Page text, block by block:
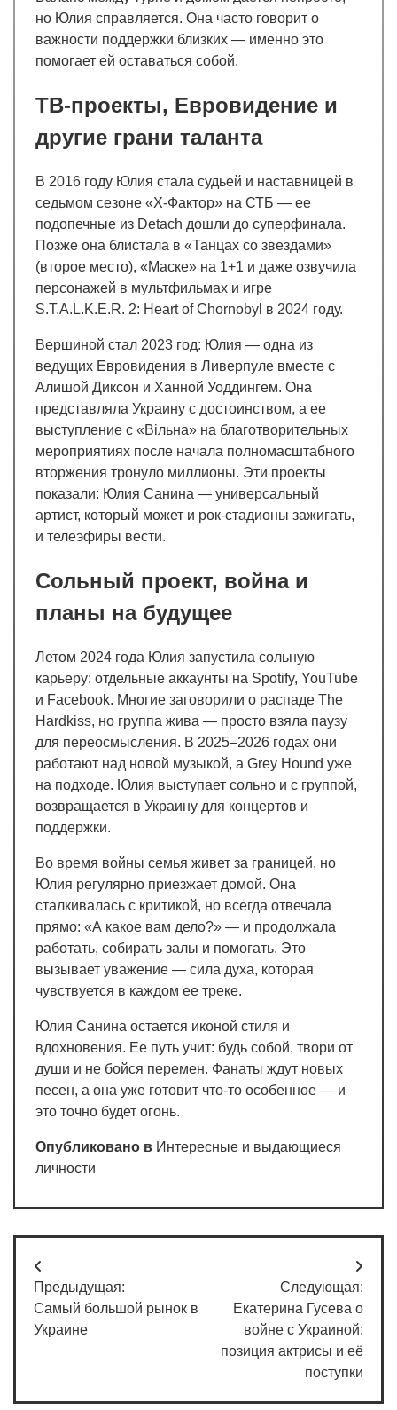
но Юлия справляется. Она часто говорит о
важности поддержки близких — именно это
помогает ей оставаться собой.
ТВ-проекты, Евровидение и
другие грани таланта
В 2016 году Юлия стала судьей и наставницей в
седьмом сезоне «X-Фактор» на СТБ — ее
подопечные из Detach дошли до суперфинала.
Позже она блистала в «Танцах со звездами»
(второе место), «Маске» на 1+1 и даже озвучила
персонажей в мультфильмах и игре
S.T.A.L.K.E.R. 2: Heart of Chornobyl в 2024 году.
Вершиной стал 2023 год: Юлия — одна из
ведущих Евровидения в Ливерпуле вместе с
Алишой Диксон и Ханной Уоддингем. Она
представляла Украину с достоинством, а ее
выступление с «Вільна» на благотворительных
мероприятиях после начала полномасштабного
вторжения тронуло миллионы. Эти проекты
показали: Юлия Санина — универсальный
артист, который может и рок-стадионы зажигать,
и телеэфиры вести.
Сольный проект, война и
планы на будущее
Летом 2024 года Юлия запустила сольную
карьеру: отдельные аккаунты на Spotify, YouTube
и Facebook. Многие заговорили о распаде The
Hardkiss, но группа жива — просто взяла паузу
для переосмысления. В 2025–2026 годах они
работают над новой музыкой, а Grey Hound уже
на подходе. Юлия выступает сольно и с группой,
возвращается в Украину для концертов и
поддержки.
Во время войны семья живет за границей, но
Юлия регулярно приезжает домой. Она
сталкивалась с критикой, но всегда отвечала
прямо: «А какое вам дело?» — и продолжала
работать, собирать залы и помогать. Это
вызывает уважение — сила духа, которая
чувствуется в каждом ее треке.
Юлия Санина остается иконой стиля и
вдохновения. Ее путь учит: будь собой, твори от
души и не бойся перемен. Фанаты ждут новых
песен, а она уже готовит что-то особенное — и
это точно будет огонь.
Опубликовано в Интересные и выдающиеся
личности
Навигация
по
записям
Предыдущая:
Самый большой рынок в
Украине
Следующая:
Екатерина Гусева о
войне с Украиной:
позиция актрисы и её
поступки